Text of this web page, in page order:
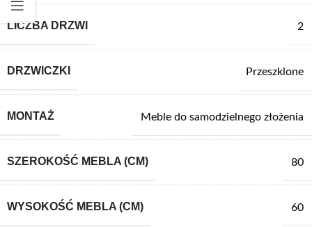
LICZBA DRZWI 2
DRZWICZKI Przeszklone
MONTAŻ Meble do samodzielnego złożenia
SZEROKOŚĆ MEBLA (CM) 80
WYSOKOŚĆ MEBLA (CM) 60